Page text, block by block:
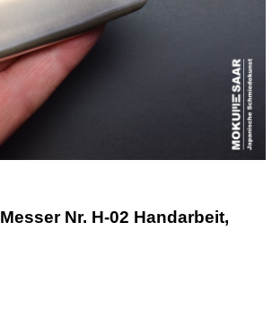
Nr. H-02 Handarbeit,